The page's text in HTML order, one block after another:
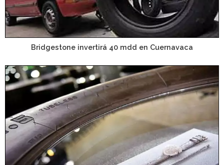
Bridgestone invertirá 40 mdd en Cuernavaca